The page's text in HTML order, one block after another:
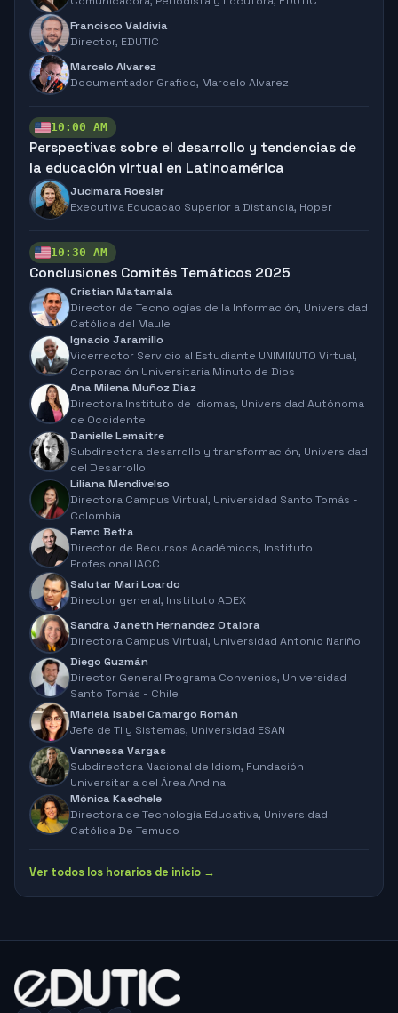
Francisco Valdivia
Director, EDUTIC
Marcelo Alvarez
Documentador Grafico, Marcelo Alvarez
10:00 AM
Perspectivas sobre el desarrollo y tendencias de
la educación virtual en Latinoamérica
Jucimara Roesler
Executiva Educacao Superior a Distancia, Hoper
10:30 AM
Conclusiones Comités Temáticos 2025
Cristian Matamala
Director de Tecnologías de la Información, Universidad
Católica del Maule
Ignacio Jaramillo
Vicerrector Servicio al Estudiante UNIMINUTO Virtual,
Corporación Universitaria Minuto de Dios
Ana Milena Muñoz Diaz
Directora Instituto de Idiomas, Universidad Autónoma
de Occidente
Danielle Lemaitre
Subdirectora desarrollo y transformación, Universidad
del Desarrollo
Liliana Mendivelso
Directora Campus Virtual, Universidad Santo Tomás -
Colombia
Remo Betta
Director de Recursos Académicos, Instituto
Profesional IACC
Salutar Mari Loardo
Director general, Instituto ADEX
Sandra Janeth Hernandez Otalora
Directora Campus Virtual, Universidad Antonio Nariño
Diego Guzmán
Director General Programa Convenios, Universidad
Santo Tomás - Chile
Mariela Isabel Camargo Román
Jefe de TI y Sistemas, Universidad ESAN
Vannessa Vargas
Subdirectora Nacional de Idiom, Fundación
Universitaria del Área Andina
Mónica Kaechele
Directora de Tecnología Educativa, Universidad
Católica De Temuco
Ver todos los horarios de inicio →